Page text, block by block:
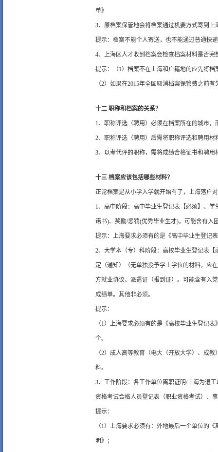
单》
3、原档案保管地会将档案通过机要方式寄到上
提示：档案不能个人寄送，也不能通过普通快
4、上海区人才收到档案会检查档案材料是否完
提示：（1）档案不在上海和户籍地的应先将
（2）如果在2015年全国取消档案保管费之前
十二 职称和档案的关系？
1、职称评选（聘用）必须在档案所在的城市
2、职称评选（聘用）后需将职称评选和聘用
3、以考代评的职称，需将成绩合格证书和聘
十三 档案应该包括哪些材料？
正常档案是从小学入学就开始有了，上海落户
1、高中阶段：高中毕业生登记表【必须】、
诺书)、奖励/惩罚(优秀毕业生才)。可能含有入
提示：上海要求必须有的是《高中毕业生登记
2、大学本（专）科阶段：高校毕业生登记表
定（通知）（无单独授予学士学位的材料，应
方就业协议、派遣证（报到证）。可能含有入
成绩单。其他非必须。
提示：
（1）上海要求必须有的是《高校毕业生登记
个。
（2）成人高等教育（电大（开放大学）、成
料。
3、工作阶段：各工作单位离职证明/上海为退
资格考试合格人员登记表（职业资格考试）、
提示：
（1）上海要求必须有：外地最后一个单位的
明》；